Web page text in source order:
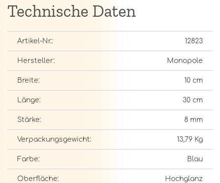
Technische Daten
Artikel-Nr.: 12823
Hersteller: Monopole
Breite: 10 cm
Länge: 30 cm
Stärke: 8 mm
Verpackungsgewicht: 13,79 Kg
Farbe: Blau
Oberfläche: Hochglanz